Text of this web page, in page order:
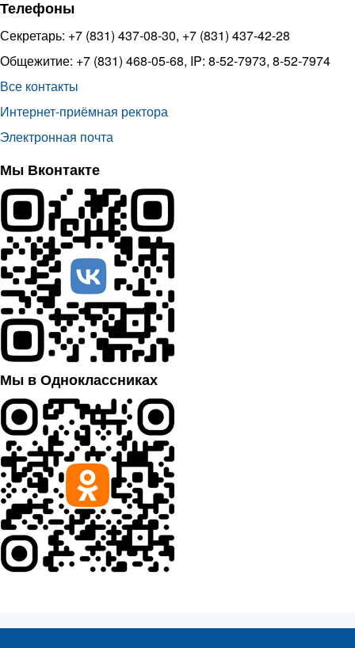
Телефоны
Секретарь: +7 (831) 437-08-30, +7 (831) 437-42-28
Общежитие: +7 (831) 468-05-68, IP: 8-52-7973, 8-52-7974
Все контакты
Интернет-приёмная ректора
Электронная почта
Мы Вконтакте
Мы в Одноклассниках